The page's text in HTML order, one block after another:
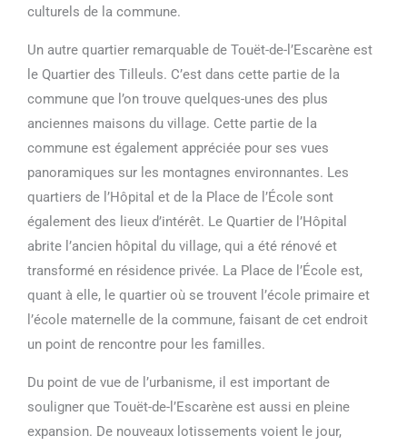
culturels de la commune.
Un autre quartier remarquable de Touët-de-l’Escarène est
le Quartier des Tilleuls. C’est dans cette partie de la
commune que l’on trouve quelques-unes des plus
anciennes maisons du village. Cette partie de la
commune est également appréciée pour ses vues
panoramiques sur les montagnes environnantes. Les
quartiers de l’Hôpital et de la Place de l’École sont
également des lieux d’intérêt. Le Quartier de l’Hôpital
abrite l’ancien hôpital du village, qui a été rénové et
transformé en résidence privée. La Place de l’École est,
quant à elle, le quartier où se trouvent l’école primaire et
l’école maternelle de la commune, faisant de cet endroit
un point de rencontre pour les familles.
Du point de vue de l’urbanisme, il est important de
souligner que Touët-de-l’Escarène est aussi en pleine
expansion. De nouveaux lotissements voient le jour,